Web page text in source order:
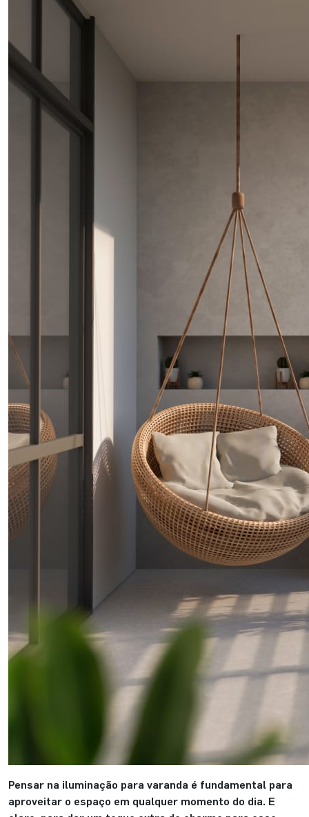
Pensar na iluminação para varanda é fundamental para
aproveitar o espaço em qualquer momento do dia. E